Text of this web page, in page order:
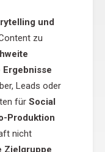
und
zu
Leads oder
für Social
Produktion
nicht
Zielgruppe